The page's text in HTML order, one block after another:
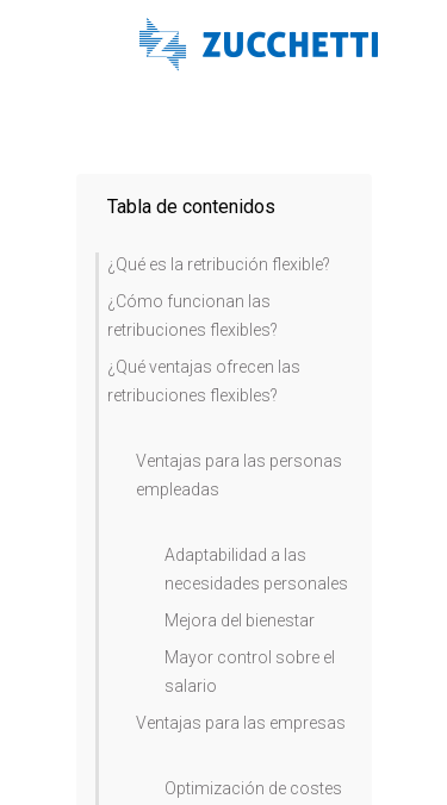
Tabla de contenidos
¿Qué es la retribución flexible?
¿Cómo funcionan las
retribuciones flexibles?
¿Qué ventajas ofrecen las
retribuciones flexibles?
Ventajas para las personas
empleadas
Adaptabilidad a las
necesidades personales
Mejora del bienestar
Mayor control sobre el
salario
Ventajas para las empresas
Optimización de costes